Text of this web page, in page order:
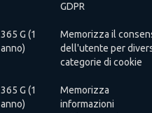
GDPR
365 G (1
anno)
Memorizza il
dell'utente per
categorie di cookie
365 G (1
anno)
Memorizza
informazioni